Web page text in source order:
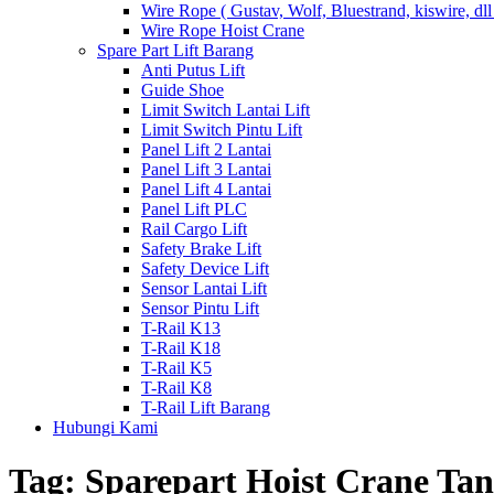
Wire Rope ( Gustav, Wolf, Bluestrand, kiswire,
Wire Rope Hoist Crane
Spare Part Lift Barang
Anti Putus Lift
Guide Shoe
Limit Switch Lantai Lift
Limit Switch Pintu Lift
Panel Lift 2 Lantai
Panel Lift 3 Lantai
Panel Lift 4 Lantai
Panel Lift PLC
Rail Cargo Lift
Safety Brake Lift
Safety Device Lift
Sensor Lantai Lift
Sensor Pintu Lift
T-Rail K13
T-Rail K18
T-Rail K5
T-Rail K8
T-Rail Lift Barang
Hubungi Kami
Tag: Sparepart Hoist Crane